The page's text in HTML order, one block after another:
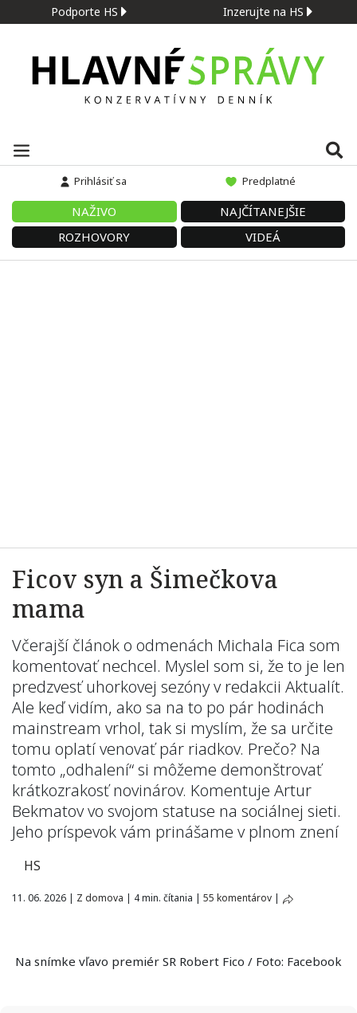
Podporte HS Inzerujte na HS
Prihlásiť sa Predplatné
NAŽIVO
NAJČÍTANEJŠIE
ROZHOVORY
VIDEÁ
Ficov syn a Šimečkova
mama
Včerajší článok o odmenách Michala Fica som
komentovať nechcel. Myslel som si, že to je len
predzvesť uhorkovej sezóny v redakcii Aktualít.
Ale keď vidím, ako sa na to po pár hodinách
mainstream vrhol, tak si myslím, že sa určite
tomu oplatí venovať pár riadkov. Prečo? Na
tomto „odhalení“ si môžeme demonštrovať
krátkozrakosť novinárov. Komentuje Artur
Bekmatov vo svojom statuse na sociálnej sieti.
Jeho príspevok vám prinášame v plnom znení
HS
11. 06. 2026 | Z domova | 4 min. čítania | 55 komentárov |
Na snímke vľavo premiér SR Robert Fico / Foto: Facebook